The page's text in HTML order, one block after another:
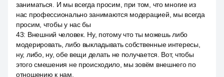
заниматься. И мы всегда просим, при том, что многие из
нас профессионально занимаются модерацией, мы всегда
просим, чтобы у нас бы
43: Внешний человек. Ну, потому что ты можешь либо
модерировать, либо выкладывать собственные интересы,
ну, либо, ну, обе вещи делать не получается. Вот, чтобы
этого смешения не происходило, мы зовём внешнего по
отношению к нам.